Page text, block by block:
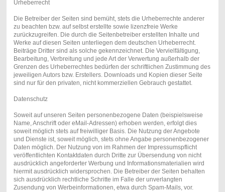
Urheberrecht
Die Betreiber der Seiten sind bemüht, stets die Urheberrechte anderer
zu beachten bzw. auf selbst erstellte sowie lizenzfreie Werke
zurückzugreifen. Die durch die Seitenbetreiber erstellten Inhalte und
Werke auf diesen Seiten unterliegen dem deutschen Urheberrecht.
Beiträge Dritter sind als solche gekennzeichnet. Die Vervielfältigung,
Bearbeitung, Verbreitung und jede Art der Verwertung außerhalb der
Grenzen des Urheberrechtes bedürfen der schriftlichen Zustimmung des
jeweiligen Autors bzw. Erstellers. Downloads und Kopien dieser Seite
sind nur für den privaten, nicht kommerziellen Gebrauch gestattet.
Datenschutz
Soweit auf unseren Seiten personenbezogene Daten (beispielsweise
Name, Anschrift oder eMail-Adressen) erhoben werden, erfolgt dies
soweit möglich stets auf freiwilliger Basis. Die Nutzung der Angebote
und Dienste ist, soweit möglich, stets ohne Angabe personenbezogener
Daten möglich. Der Nutzung von im Rahmen der Impressumspflicht
veröffentlichten Kontaktdaten durch Dritte zur Übersendung von nicht
ausdrücklich angeforderter Werbung und Informationsmaterialien wird
hiermit ausdrücklich widersprochen. Die Betreiber der Seiten behalten
sich ausdrücklich rechtliche Schritte im Falle der unverlangten
Zusendung von Werbeinformationen, etwa durch Spam-Mails, vor.